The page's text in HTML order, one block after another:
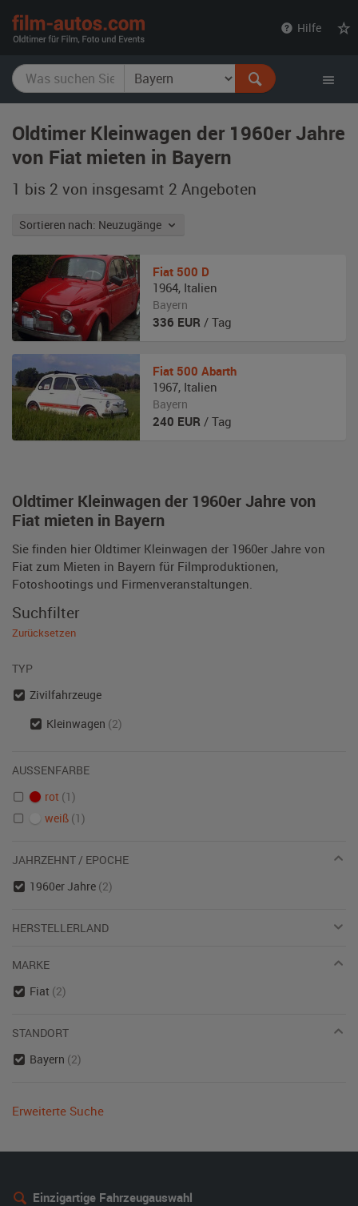
Hilfe
Oldtimer Kleinwagen der 1960er Jahre
von Fiat mieten in Bayern
1 bis 2 von insgesamt 2 Angeboten
Sortieren nach: Neuzugänge
Oldtimer Kleinwagen der 1960er Jahre von
Fiat mieten in Bayern
Sie finden hier Oldtimer Kleinwagen der 1960er Jahre von
Fiat zum Mieten in Bayern für Filmproduktionen,
Fotoshootings und Firmenveranstaltungen.
Fiat 500 D
1964, Italien
Bayern
336 EUR / Tag
Fiat 500 Abarth
1967, Italien
Bayern
240 EUR / Tag
Suchfilter
Zurücksetzen
TYP
Zivilfahrzeuge
Kleinwagen (2)
AUSSENFARBE
rot (1)
weiß (1)
JAHRZEHNT / EPOCHE
1960er Jahre (2)
HERSTELLERLAND
MARKE
Fiat (2)
STANDORT
Bayern (2)
Erweiterte Suche
Einzigartige Fahrzeugauswahl